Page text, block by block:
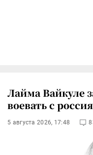
Лайма Вайкуле
воевать с
5 августа 2026, 17:48